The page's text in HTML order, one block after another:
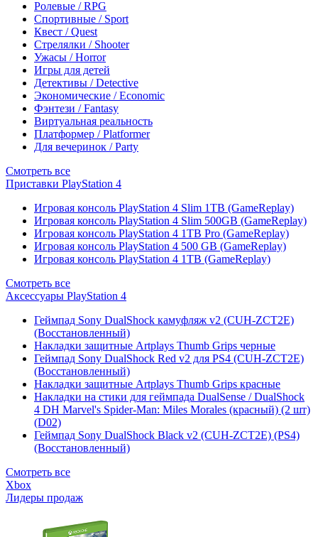
Ролевые / RPG
Спортивные / Sport
Квест / Quest
Стрелялки / Shooter
Ужасы / Horror
Игры для детей
Детективы / Detective
Экономические / Economic
Фэнтези / Fantasy
Виртуальная реальность
Платформер / Platformer
Для вечеринок / Party
Смотреть все
Приставки PlayStation 4
Игровая консоль PlayStation 4 Slim 1TB (GameReplay)
Игровая консоль PlayStation 4 Slim 500GB (GameReplay)
Игровая консоль PlayStation 4 1TB Pro (GameReplay)
Игровая консоль PlayStation 4 500 GB (GameReplay)
Игровая консоль PlayStation 4 1TB (GameReplay)
Смотреть все
Аксессуары PlayStation 4
Геймпад Sony DualShock камуфляж v2 (CUH-ZCT2E)
(Восстановленный)
Накладки защитные Artplays Thumb Grips черные
Геймпад Sony DualShock Red v2 для PS4 (CUH-ZCT2E)
(Восстановленный)
Накладки защитные Artplays Thumb Grips красные
Накладки на стики для геймпада DualSense / DualShock
4 DH Marvel's Spider-Man: Miles Morales (красный) (2 шт)
(D02)
Геймпад Sony DualShock Black v2 (CUH-ZCT2E) (PS4)
(Восстановленный)
Смотреть все
Xbox
Лидеры продаж